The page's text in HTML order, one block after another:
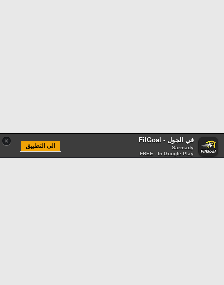
× في الجول - FilGoal
Sarmady
FREE - In Google Play
الى التطبيق